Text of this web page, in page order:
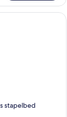
met Pringles,
stapelbed